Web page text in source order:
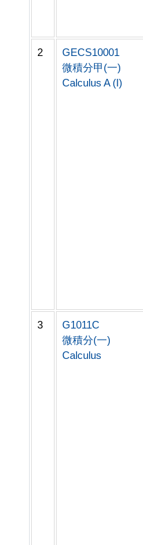
2
GECS10001
微積分甲(一)
Calculus A (I)
3
G1011C
微積分(一)
Calculus